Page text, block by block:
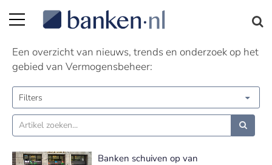
Vermogensbeheer nieuws
Een overzicht van nieuws, trends en onderzoek op het
gebied van Vermogensbeheer:
Filters
Banken schuiven op van